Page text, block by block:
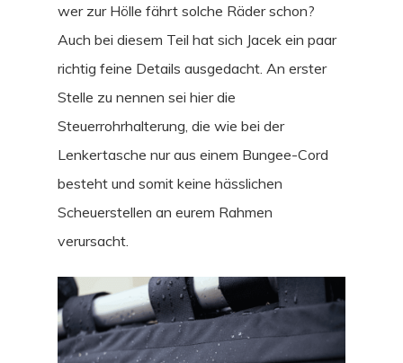
wer zur Hölle fährt solche Räder schon?
Auch bei diesem Teil hat sich Jacek ein paar
richtig feine Details ausgedacht. An erster
Stelle zu nennen sei hier die
Steuerrohrhalterung, die wie bei der
Lenkertasche nur aus einem Bungee-Cord
besteht und somit keine hässlichen
Scheuerstellen an eurem Rahmen
verursacht.